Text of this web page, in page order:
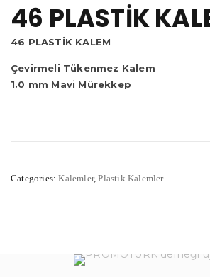
46 PLASTİK
46 PLASTİK KALEM
Çevirmeli Tükenmez Kalem
1.0 mm Mavi Mürekkep
Categories:Kalemler,Plastik Kalemler